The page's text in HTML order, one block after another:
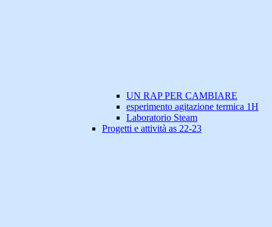
UN RAP PER CAMBIARE
esperimento agitazione termica 1H
Laboratorio Steam
Progetti e attività as 22-23